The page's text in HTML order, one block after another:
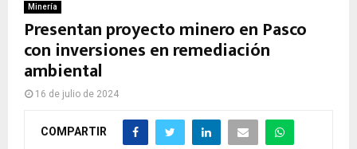
Minería
Presentan proyecto minero en Pasco
con inversiones en remediación
ambiental
16 de julio de 2024
COMPARTIR